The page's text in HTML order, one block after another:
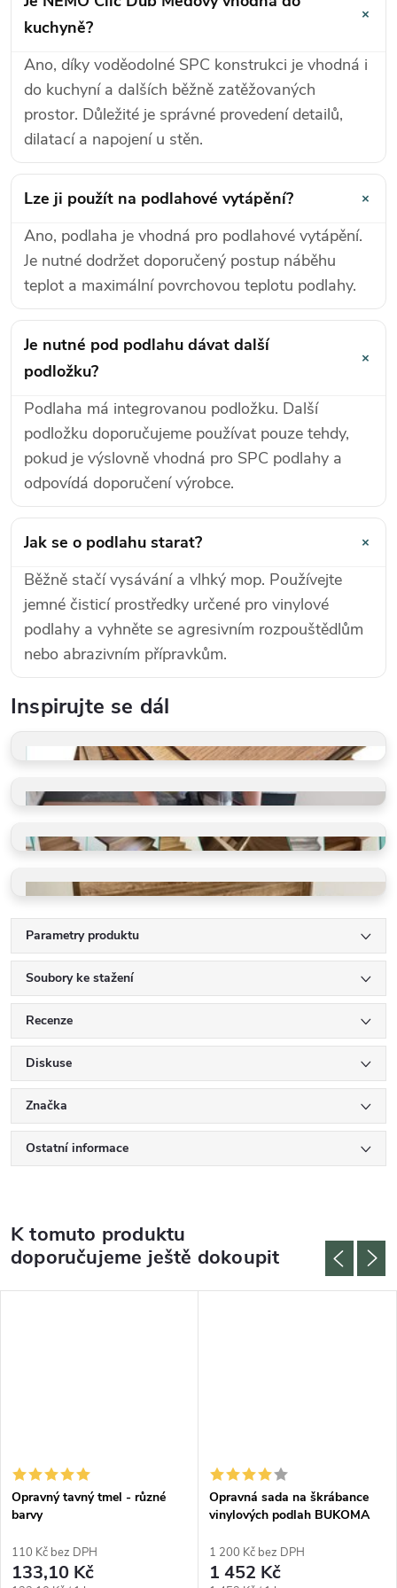
kuchyně?
+
Ano, díky voděodolné SPC konstrukci je vhodná i
do kuchyní a dalších běžně zatěžovaných
prostor. Důležité je správné provedení detailů,
dilatací a napojení u stěn.
Lze ji použít na podlahové vytápění? +
Ano, podlaha je vhodná pro podlahové vytápění.
Je nutné dodržet doporučený postup náběhu
teplot a maximální povrchovou teplotu podlahy.
Je nutné pod podlahu dávat další
podložku?
+
Podlaha má integrovanou podložku. Další
podložku doporučujeme používat pouze tehdy,
pokud je výslovně vhodná pro SPC podlahy a
odpovídá doporučení výrobce.
Jak se o podlahu starat? +
Běžně stačí vysávání a vlhký mop. Používejte
jemné čisticí prostředky určené pro vinylové
podlahy a vyhněte se agresivním rozpouštědlům
nebo abrazivním přípravkům.
Inspirujte se dál
Dotkněte se kvality
Rychle a precizně
Schody, podlahy, detaily
Parametry produktu
Soubory ke stažení
Recenze
Diskuse
Značka
Ostatní informace
K tomuto produktu
doporučujeme ještě dokoupit
Opravný tavný tmel - různé
barvy
110 Kč bez DPH
133,10 Kč
Opravná sada na škrábance
vinylových podlah BUKOMA
1 200 Kč bez DPH
1 452 Kč